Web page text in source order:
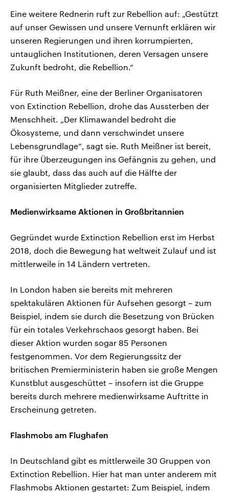
Eine weitere Rednerin ruft zur Rebellion auf: „Gestützt
auf unser Gewissen und unsere Vernunft erklären wir
unseren Regierungen und ihren korrumpierten,
untauglichen Institutionen, deren Versagen unsere
Zukunft bedroht, die Rebellion.“
Für Ruth Meißner, eine der Berliner Organisatoren
von Extinction Rebellion, drohe das Aussterben der
Menschheit. „Der Klimawandel bedroht die
Ökosysteme, und dann verschwindet unsere
Lebensgrundlage“, sagt sie. Ruth Meißner ist bereit,
für ihre Überzeugungen ins Gefängnis zu gehen, und
sie glaubt, dass das auch auf die Hälfte der
organisierten Mitglieder zutreffe.
Medienwirksame Aktionen in Großbritannien
Gegründet wurde Extinction Rebellion erst im Herbst
2018, doch die Bewegung hat weltweit Zulauf und ist
mittlerweile in 14 Ländern vertreten.
In London haben sie bereits mit mehreren
spektakulären Aktionen für Aufsehen gesorgt – zum
Beispiel, indem sie durch die Besetzung von Brücken
für ein totales Verkehrschaos gesorgt haben. Bei
dieser Aktion wurden sogar 85 Personen
festgenommen. Vor dem Regierungssitz der
britischen Premierministerin haben sie große Mengen
Kunstblut ausgeschüttet – insofern ist die Gruppe
bereits durch mehrere medienwirksame Auftritte in
Erscheinung getreten.
Flashmobs am Flughafen
In Deutschland gibt es mittlerweile 30 Gruppen von
Extinction Rebellion. Hier hat man unter anderem mit
Flashmobs Aktionen gestartet: Zum Beispiel, indem